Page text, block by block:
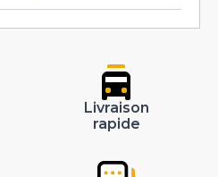
Livraison
rapide